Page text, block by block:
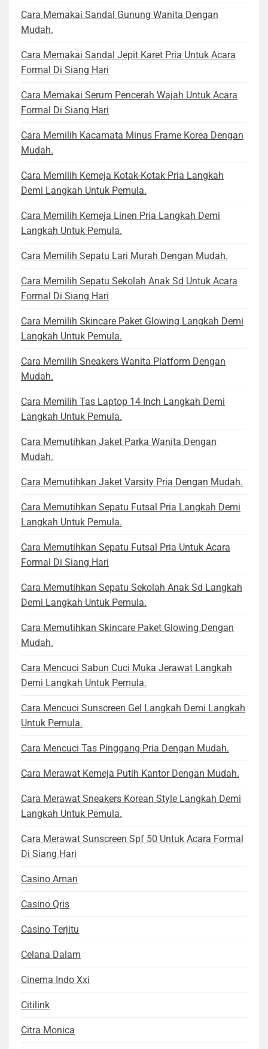
Cara Memakai Sandal Gunung Wanita Dengan
Mudah.
Cara Memakai Sandal Jepit Karet Pria Untuk Acara
Formal Di Siang Hari
Cara Memakai Serum Pencerah Wajah Untuk Acara
Formal Di Siang Hari
Cara Memilih Kacamata Minus Frame Korea Dengan
Mudah.
Cara Memilih Kemeja Kotak-Kotak Pria Langkah
Demi Langkah Untuk Pemula.
Cara Memilih Kemeja Linen Pria Langkah Demi
Langkah Untuk Pemula.
Cara Memilih Sepatu Lari Murah Dengan Mudah.
Cara Memilih Sepatu Sekolah Anak Sd Untuk Acara
Formal Di Siang Hari
Cara Memilih Skincare Paket Glowing Langkah Demi
Langkah Untuk Pemula.
Cara Memilih Sneakers Wanita Platform Dengan
Mudah.
Cara Memilih Tas Laptop 14 Inch Langkah Demi
Langkah Untuk Pemula.
Cara Memutihkan Jaket Parka Wanita Dengan
Mudah.
Cara Memutihkan Jaket Varsity Pria Dengan Mudah.
Cara Memutihkan Sepatu Futsal Pria Langkah Demi
Langkah Untuk Pemula.
Cara Memutihkan Sepatu Futsal Pria Untuk Acara
Formal Di Siang Hari
Cara Memutihkan Sepatu Sekolah Anak Sd Langkah
Demi Langkah Untuk Pemula.
Cara Memutihkan Skincare Paket Glowing Dengan
Mudah.
Cara Mencuci Sabun Cuci Muka Jerawat Langkah
Demi Langkah Untuk Pemula.
Cara Mencuci Sunscreen Gel Langkah Demi Langkah
Untuk Pemula.
Cara Mencuci Tas Pinggang Pria Dengan Mudah.
Cara Merawat Kemeja Putih Kantor Dengan Mudah.
Cara Merawat Sneakers Korean Style Langkah Demi
Langkah Untuk Pemula.
Cara Merawat Sunscreen Spf 50 Untuk Acara Formal
Di Siang Hari
Casino Aman
Casino Qris
Casino Terjitu
Celana Dalam
Cinema Indo Xxi
Citilink
Citra Monica